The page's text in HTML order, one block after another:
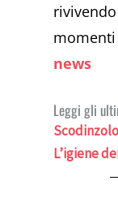
momenti
news
Leggi gli
L’igiene